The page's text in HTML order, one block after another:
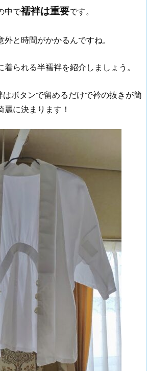
中で襦袢は重要です。
と時間がかかるんですね。
られる半襦袢を紹介しましょう。
ボタンで留めるだけで衿の抜きが簡
に決まります！